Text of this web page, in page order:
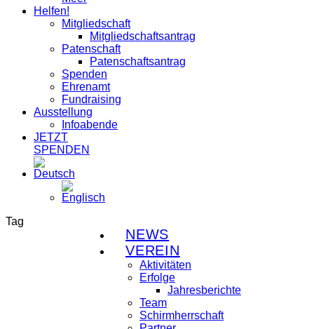
Helfen!
Mitgliedschaft
Mitgliedschaftsantrag
Patenschaft
Patenschaftsantrag
Spenden
Ehrenamt
Fundraising
Ausstellung
Infoabende
JETZT
SPENDEN
NEWS
VEREIN
Aktivitäten
Erfolge
Jahresberichte
Team
Schirmherrschaft
Tag